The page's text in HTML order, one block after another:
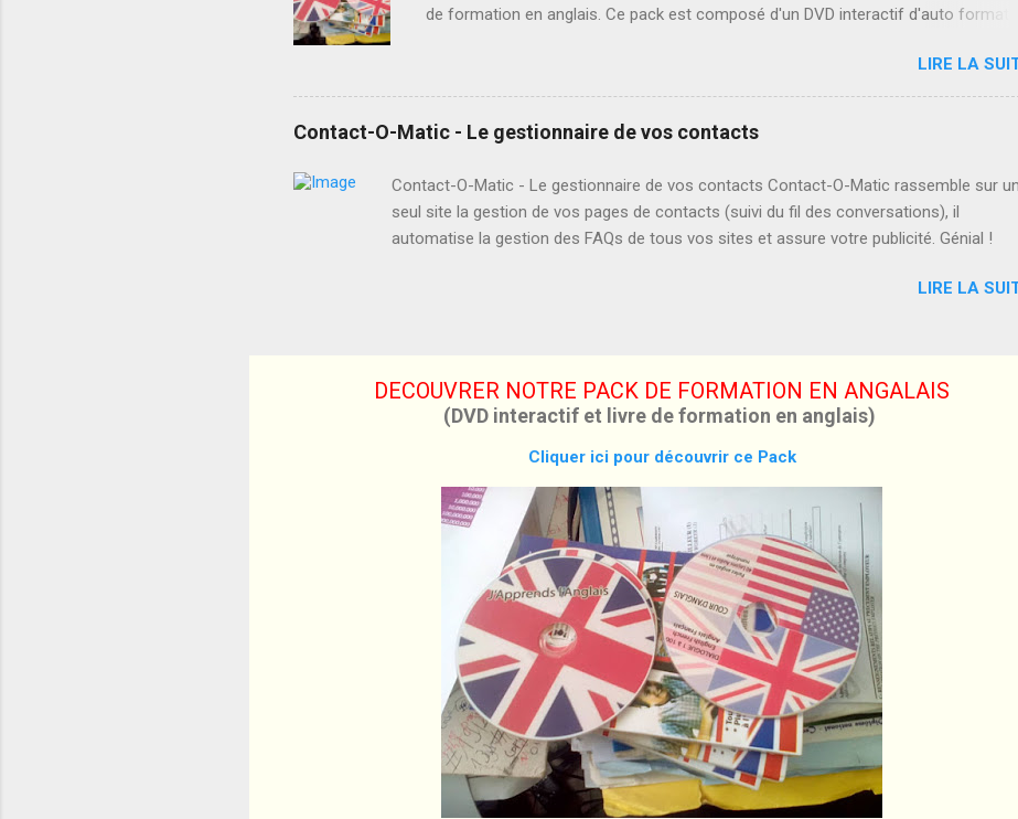
de formation en anglais. Ce pack est composé d'un DVD interactif d'auto
Vous avez des difficultés en anglais! Votre niveau d'anglais est médiocre! Vous
souhaitez l'améliorer tout seul! Alors ne vous inquiétez plus, la solution c'est "EL"
"EL" est un support multimédia et interactif très efficace pour l'apprentissage de la
langue anglaise, vous y trouvez dans le DVD les cours sur La grammaire , Le
Des audio , Des exercices et leur corrigés pour vous évaluer. Ce n'est tout il vous
permet même d' enregistrer votre propre prononciation . ...
LIRE LA
Contact-O-Matic - Le gestionnaire de vos contacts
Contact-O-Matic - Le gestionnaire de vos contacts Contact-O-Matic rassemble sur un
seul site la gestion de vos pages de contacts (suivi du fil des conversations), il
automatise la gestion des FAQs de tous vos sites et assure votre publicité. Génial !
LIRE LA
DECOUVRER NOTRE PACK DE FORMATION EN ANGALAIS
(DVD interactif et livre de formation en anglais)
Cliquer ici pour découvrir ce Pack